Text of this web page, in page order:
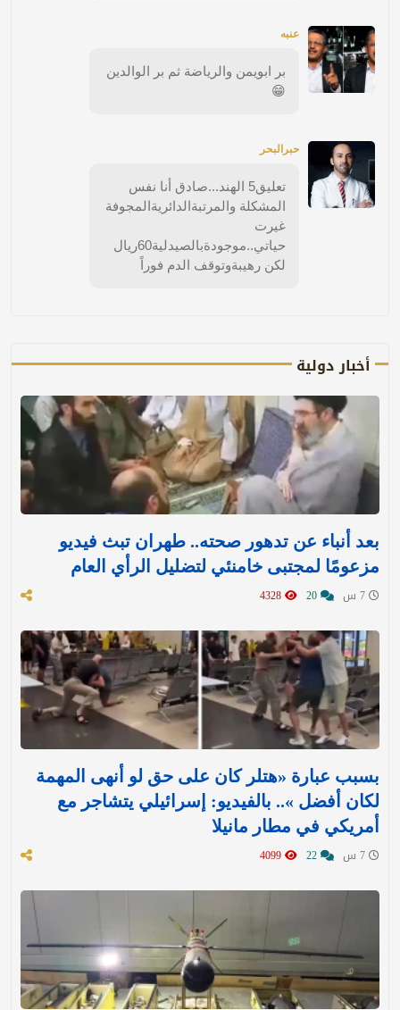
عنبه
بر ابويمن والرياضة ثم بر الوالدين
😁
حبرالبحر
تعليق5 الهند...صادق أنا نفس
المشكلة والمرتبةالدائريةالمجوفة
غيرت
حياتي..موجودةبالصيدلية60ريال
لكن رهيبةوتوقف الدم فوراً
أخبار دولية
بعد أنباء عن تدهور صحته.. طهران تبث فيديو
مزعومًا لمجتبى خامنئي لتضليل الرأي العام
بسبب عبارة «هتلر كان على حق لو أنهى المهمة
لكان أفضل ».. بالفيديو: إسرائيلي يتشاجر مع
أمريكي في مطار مانيلا